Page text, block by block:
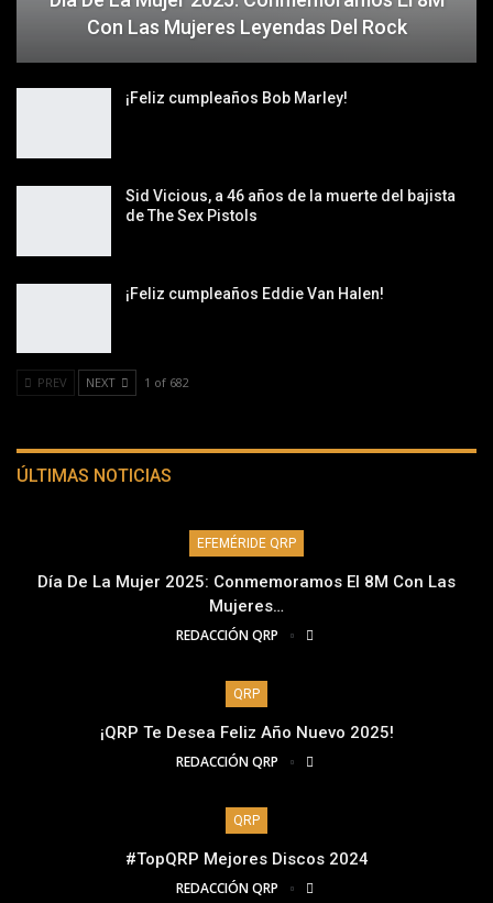
Con Las Mujeres Leyendas Del Rock
¡Feliz cumpleaños Bob Marley!
Sid Vicious, a 46 años de la muerte del bajista
de The Sex Pistols
¡Feliz cumpleaños Eddie Van Halen!
PREV NEXT 1 of 682
ÚLTIMAS NOTICIAS
EFEMÉRIDE QRP
Día De La Mujer 2025: Conmemoramos El 8M Con Las
Mujeres…
REDACCIÓN QRP
QRP
¡QRP Te Desea Feliz Año Nuevo 2025!
REDACCIÓN QRP
QRP
#TopQRP Mejores Discos 2024
REDACCIÓN QRP